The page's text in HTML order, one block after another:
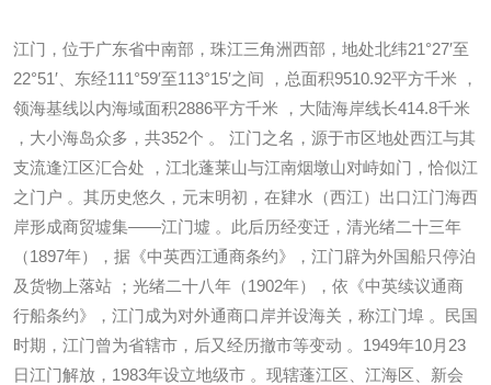
江门，位于广东省中南部，珠江三角洲西部，地处北纬21°27′至
22°51′、东经111°59′至113°15′之间 ，总面积9510.92平方千米 ，
领海基线以内海域面积2886平方千米 ，大陆海岸线长414.8千米
，大小海岛众多，共352个 。 江门之名，源于市区地处西江与其
支流逢江区汇合处 ，江北蓬莱山与江南烟墩山对峙如门，恰似江
之门户 。其历史悠久，元末明初，在肄水（西江）出口江门海西
岸形成商贸墟集——江门墟 。此后历经变迁，清光绪二十三年
（1897年），据《中英西江通商条约》，江门辟为外国船只停泊
及货物上落站 ；光绪二十八年（1902年），依《中英续议通商
行船条约》，江门成为对外通商口岸并设海关，称江门埠 。民国
时期，江门曾为省辖市，后又经历撤市等变动 。1949年10月23
日江门解放，1983年设立地级市 。现辖蓬江区、江海区、新会